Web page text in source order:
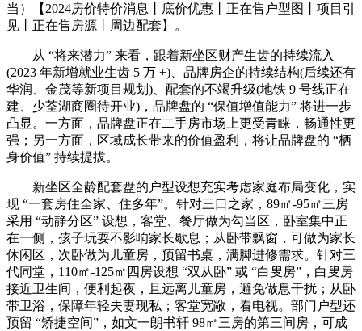
当）【2024房价特价消息丨底价优惠丨正在售户型图丨项目引
见丨正在售房源丨周边配套】。
从 “将来潜力” 来看，跟着新坐区财产生齿的持续流入
(2023 年新增就业生齿 5 万 +)、品牌房企的持续结构(后续还有
华润、金茂等新项目规划)、配套的不竭升级(地铁 9 号线正在
建、少荃湖商圈待开业)，品牌盘的 “保值增值能力” 将进一步
凸显。一方面，品牌盘正在二手房市场上更受青睐，畅通性更
强；另一方面，区域成长带来的价值盈利，将让品牌盘的 “栖
身价值” 持续提拔。
新坐区全龄配套盘的户型设想充实考虑家庭布局变化，实
现 “一套房住全家、住多年”。针对三口之家，89㎡-95㎡三房
采用 “动静分区” 设想，客堂、餐厅做为勾当区，卧室集中正
在一侧，孩子玩耍不影响家长歇息；从卧带飘窗，可做为家长
休闲区，次卧做为儿童房，预留书桌，满脚进修需求。针对三
代同堂，110㎡-125㎡四房设想 “双从卧” 或 “白叟房”，白叟房
接近卫生间，便利起夜，且远离儿童房，避免做息干扰；从卧
带卫浴，保障年轻夫妻现私；客堂宽敞，看电视。部门户型还
预留 “矫捷空间”，如文一朗书轩 98㎡三房的第三间房，可成